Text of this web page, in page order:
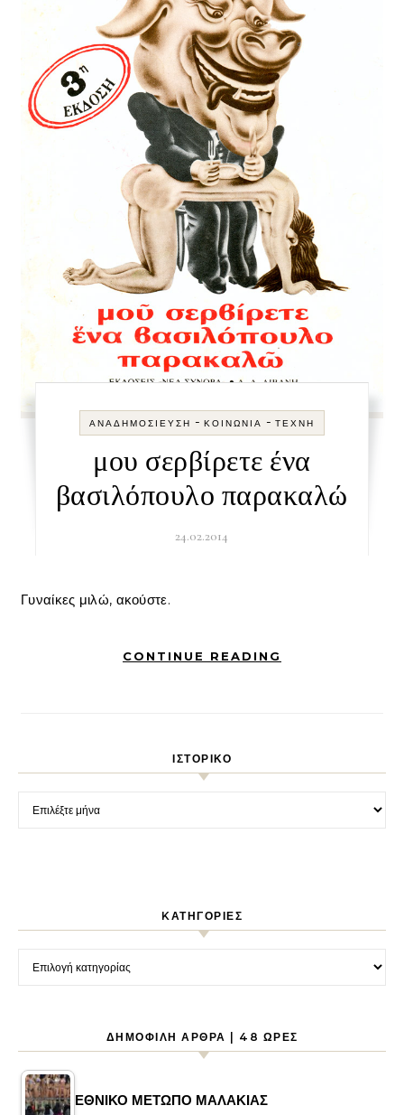
ΑΝΑΔΗΜΟΣΊΕΥΣΗ - ΚΟΙΝΩΝΊΑ - ΤΈΧΝΗ
μου σερβίρετε ένα
βασιλόπουλο παρακαλώ
24.02.2014
Γυναίκες μιλώ, ακούστε.
CONTINUE READING
ΙΣΤΟΡΙΚΌ
Ιστορικό
KΑΤΗΓΟΡΊΕΣ
Kατηγορίες
ΔΗΜΟΦΙΛΉ ΆΡΘΡΑ | 48 ΏΡΕΣ
ΕΘΝΙΚΟ ΜΕΤΩΠΟ ΜΑΛΑΚΙΑΣ